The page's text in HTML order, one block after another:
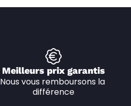
Meilleurs prix garantis
Nous vous remboursons la
différence